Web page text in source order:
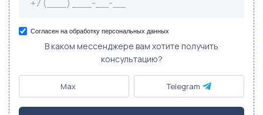
Согласен на обработку персональных данных
В каком мессенджере вам хотите получить
консультацию?
Max Telegram